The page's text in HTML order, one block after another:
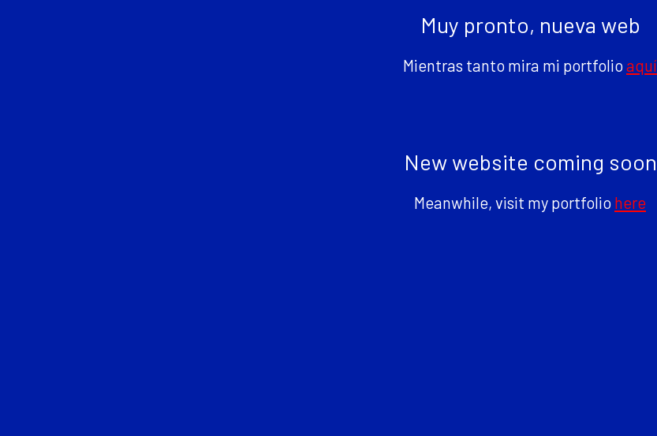
Muy pronto, nueva web
Mientras tanto mira mi portfolioaquí
New website coming soon
Meanwhile, visit my portfolio here